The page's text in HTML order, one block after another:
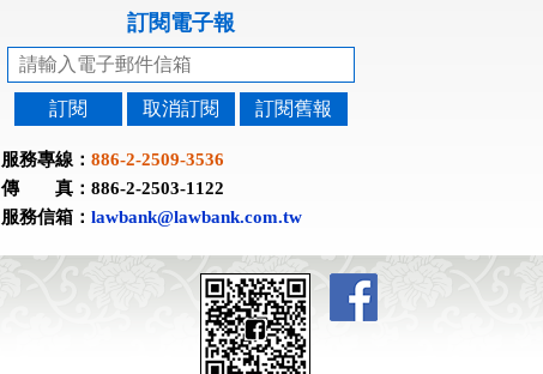
訂閱電子報
訂閱 取消訂閱 訂閱舊報
服務專線： 886-2-2509-3536
傳 真：886-2-2503-1122
服務信箱： lawbank@lawbank.com.tw